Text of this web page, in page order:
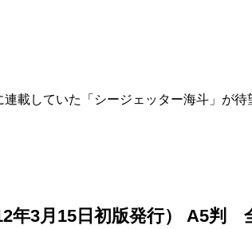
載していた「シージェッター海斗」が待
年3月15日初版発行） A5判